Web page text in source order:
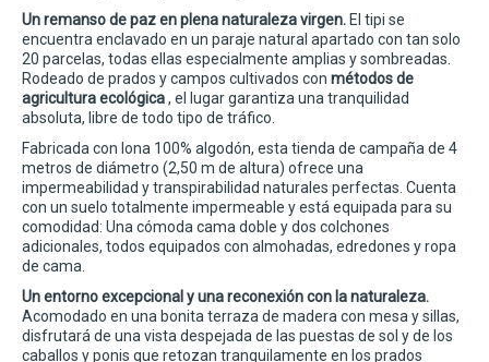
Un remanso de paz en plena naturaleza virgen. El tipi se
encuentra enclavado en un paraje natural apartado con tan solo
20 parcelas, todas ellas especialmente amplias y sombreadas.
Rodeado de prados y campos cultivados con métodos de
agricultura ecológica, el lugar garantiza una tranquilidad
absoluta, libre de todo tipo de tráfico.
Fabricada con lona 100% algodón, esta tienda de campaña de 4
metros de diámetro (2,50 m de altura) ofrece una
impermeabilidad y transpirabilidad naturales perfectas. Cuenta
con un suelo totalmente impermeable y está equipada para su
comodidad: Una cómoda cama doble y dos colchones
adicionales, todos equipados con almohadas, edredones y ropa
de cama.
Un entorno excepcional y una reconexión con la naturaleza.
Acomodado en una bonita terraza de madera con mesa y sillas,
disfrutará de una vista despejada de las puestas de sol y de los
caballos y ponis que retozan tranquilamente en los prados